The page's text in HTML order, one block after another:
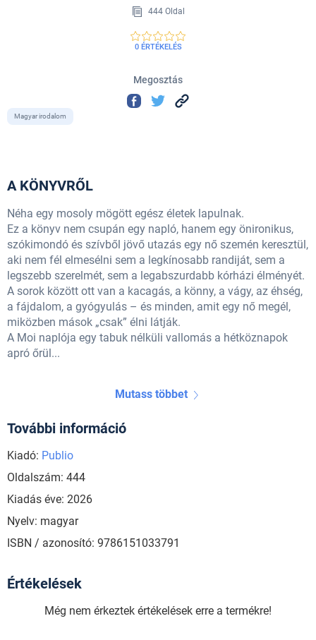
444 Oldal
0 ÉRTÉKELÉS
Megosztás
Magyar irodalom
A KÖNYVRŐL
Néha egy mosoly mögött egész életek lapulnak.
Ez a könyv nem csupán egy napló, hanem egy önironikus,
szókimondó és szívből jövő utazás egy nő szemén keresztül,
aki nem fél elmesélni sem a legkínosabb randiját, sem a
legszebb szerelmét, sem a legabszurdabb kórházi élményét.
A sorok között ott van a kacagás, a könny, a vágy, az éhség,
a fájdalom, a gyógyulás – és minden, amit egy nő megél,
miközben mások „csak” élni látják.
A Moi naplója egy tabuk nélküli vallomás a hétköznapok
apró őrül...
Mutass többet
További információ
Kiadó: Publio
Oldalszám: 444
Kiadás éve: 2026
Nyelv: magyar
ISBN / azonosító: 9786151033791
Értékelések
Még nem érkeztek értékelések erre a termékre!